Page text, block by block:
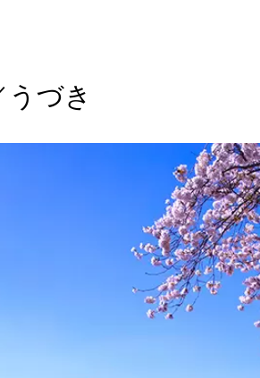
うづき